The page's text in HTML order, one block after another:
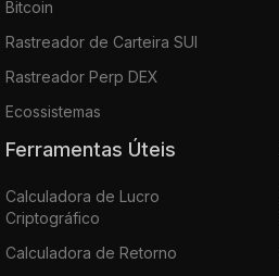
Bitcoin
Rastreador de Carteira SUI
Rastreador Perp DEX
Ecossistemas
Ferramentas Úteis
Calculadora de Lucro
Criptográfico
Calculadora de Retorno